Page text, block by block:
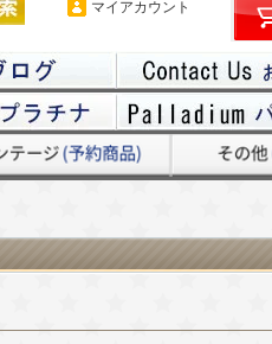
マイアカウント